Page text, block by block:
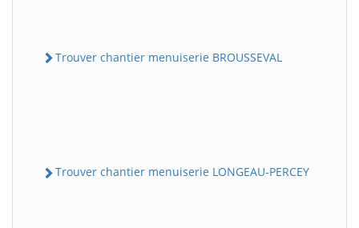
Trouver chantier menuiserie BROUSSEVAL
Trouver chantier menuiserie LONGEAU-PERCEY